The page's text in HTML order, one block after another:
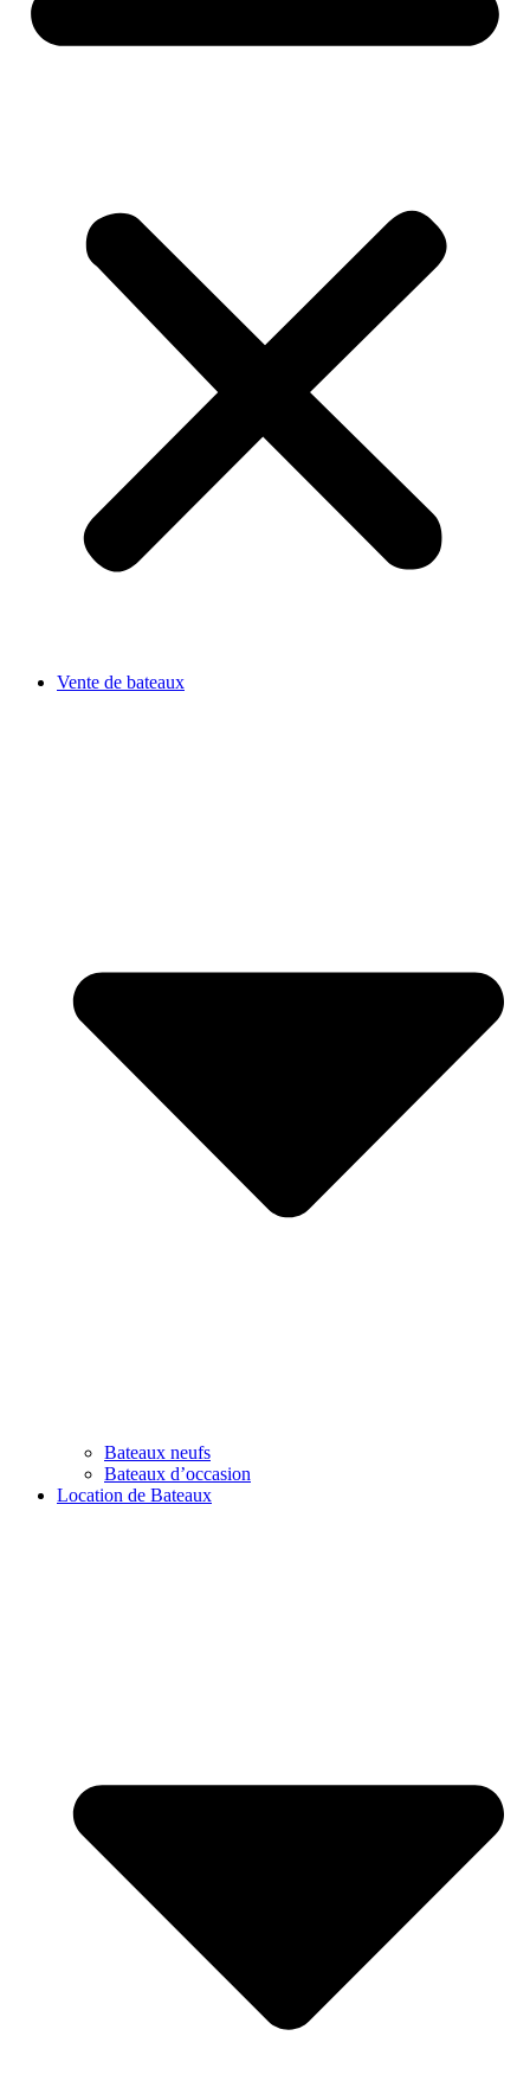
Vente de bateaux
Bateaux neufs
Bateaux d’occasion
Location de Bateaux